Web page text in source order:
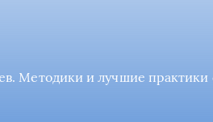
Методики и лучшие